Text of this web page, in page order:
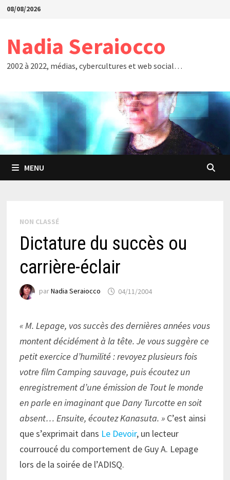
Passer
08/08/2026
Nadia Seraiocco
2002 à 2022, médias, cybercultures et web social…
MENU
NON CLASSÉ
Dictature du succès ou
carrière-éclair
parNadia Seraiocco 04/11/2004
« M. Lepage, vos succès des dernières années vous
montent décidément à la tête. Je vous suggère ce
petit exercice d’humilité : revoyez plusieurs fois
votre film Camping sauvage, puis écoutez un
enregistrement d’une émission de Tout le monde
en parle en imaginant que Dany Turcotte en soit
absent… Ensuite, écoutez Kanasuta. » C’est ainsi
que s’exprimait dans Le Devoir, un lecteur
courroucé du comportement de Guy A. Lepage
lors de la soirée de l’ADISQ.